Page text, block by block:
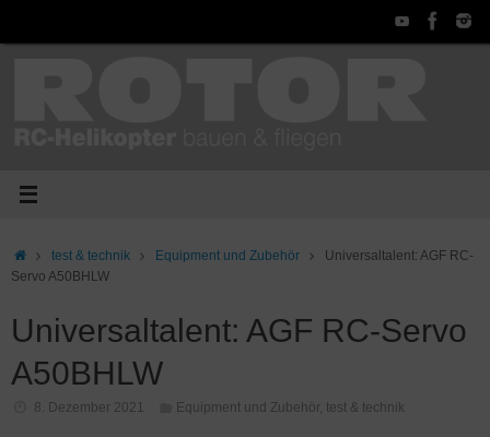
Starttest & technik Equipment und Zubehör
Universaltalent: AGF RC-
Servo A50BHLW
Universaltalent: AGF RC-Servo
A50BHLW
8. Dezember 2021 Equipment und Zubehör, test & technik